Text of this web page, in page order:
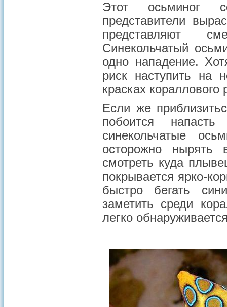
Этот осьминог
представители
представляют
Синекольчатый
одно нападение.
риск наступить на
красках кораллового
Если же
побоится
синекольчатые
осторожно нырять
смотреть куда
покрывается ярко-
быстро бегать
заметить среди
легко